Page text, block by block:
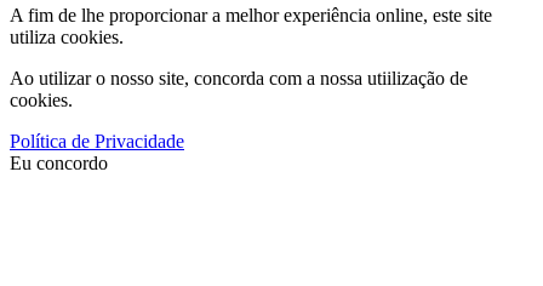
A fim de lhe proporcionar a melhor experiência online, este site
utiliza cookies.
Ao utilizar o nosso site, concorda com a nossa utiilização de
cookies.
Política de Privacidade
Eu concordo